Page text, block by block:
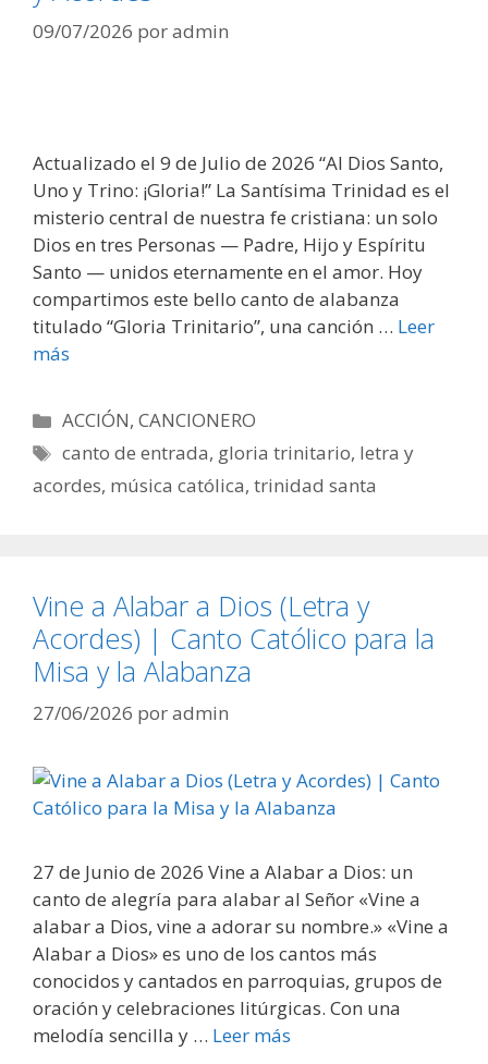
09/07/2026 poradmin
Actualizado el 9 de Julio de 2026 “Al Dios Santo,
Uno y Trino: ¡Gloria!” La Santísima Trinidad es el
misterio central de nuestra fe cristiana: un solo
Dios en tres Personas — Padre, Hijo y Espíritu
Santo — unidos eternamente en el amor. Hoy
compartimos este bello canto de alabanza
titulado “Gloria Trinitario”, una canción … Leer
más
Categorías
ACCIÓN,CANCIONERO
Etiquetas
canto de entrada, gloria trinitario, letra y
acordes, música católica, trinidad santa
Vine a Alabar a Dios (Letra y
Acordes) | Canto Católico para la
Misa y la Alabanza
27/06/2026 poradmin
27 de Junio de 2026 Vine a Alabar a Dios: un
canto de alegría para alabar al Señor «Vine a
alabar a Dios, vine a adorar su nombre.» «Vine a
Alabar a Dios» es uno de los cantos más
conocidos y cantados en parroquias, grupos de
oración y celebraciones litúrgicas. Con una
melodía sencilla y … Leer más